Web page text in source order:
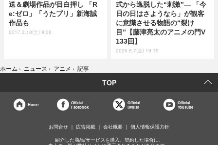
送＆劇場作品が目白押し 「R
e:ゼロ」「うたプリ」新海誠
作品も
2017.3.18(土) 9:06
式から逸脱した“刺激”― 「今
日の日はさようなら」が観客
に意識させる物語の“裂け
目”【藤津亮太のアニメの門V
133回】
2026.8.7(金) 19:15
ホーム › ニュース › アニメ › 記事
TOP
Home
Official
Facebook
Official
twitter
Official
YouTube
お問合せ 広告掲載 会社概要 個人情報保護方針
紹介した商品/サービスを購入、契約した場合に、